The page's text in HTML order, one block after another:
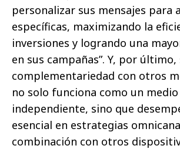
personalizar sus mensajes para
específicas, maximizando la
inversiones y logrando una
en sus campañas”. Y, por último,
complementariedad con otros
no solo funciona como un medio
independiente, sino que
esencial en estrategias
combinación con otros